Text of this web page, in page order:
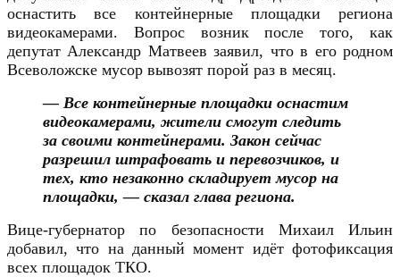
оснастить все контейнерные площадки региона
видеокамерами. Вопрос возник после того, как
депутат Александр Матвеев заявил, что в его родном
Всеволожске мусор вывозят порой раз в месяц.
— Все контейнерные площадки оснастим
видеокамерами, жители смогут следить
за своими контейнерами. Закон сейчас
разрешил штрафовать и перевозчиков, и
тех, кто незаконно складирует мусор на
площадки, — сказал глава региона.
Вице-губернатор по безопасности Михаил Ильин
добавил, что на данный момент идёт фотофиксация
всех площадок ТКО.